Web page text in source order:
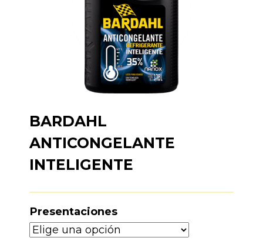
BARDAHL
ANTICONGELANTE
INTELIGENTE
Presentaciones